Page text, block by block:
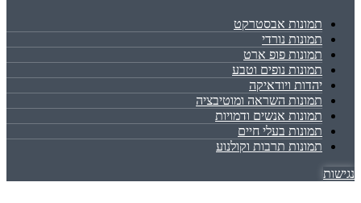
תמונות אבסטרקט
תמונות נורדי
תמונות פופ ארט
תמונות נופים וטבע
יהדות ויודאיקה
תמונות השראה ומוטיבציה
תמונות אנשים ודמויות
תמונות בעלי חיים
תמונות תרבות וקולנוע
נגישות